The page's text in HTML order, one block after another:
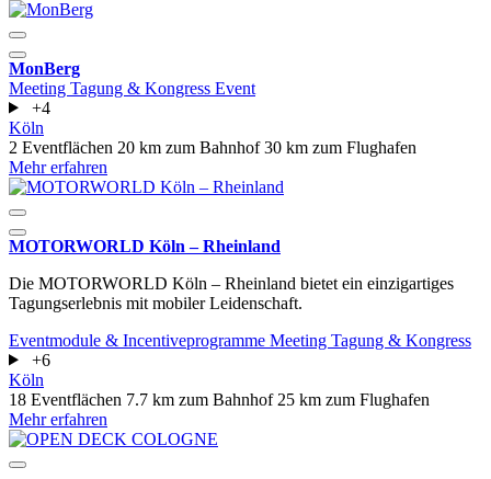
MonBerg
Meeting Tagung & Kongress Event
+4
Köln
2 Eventflächen 20 km zum Bahnhof30 km zum Flughafen
Mehr erfahren
MOTORWORLD Köln – Rheinland
Die MOTORWORLD Köln – Rheinland bietet ein einzigartiges
Tagungserlebnis mit mobiler Leidenschaft.
Eventmodule & Incentiveprogramme Meeting Tagung & Kongress
+6
Köln
18 Eventflächen 7.7 km zum Bahnhof 25 km zum Flughafen
Mehr erfahren